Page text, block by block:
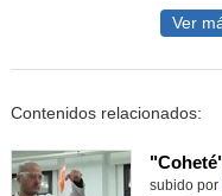
Ver
Contenidos relacionados:
Contenido
subido por